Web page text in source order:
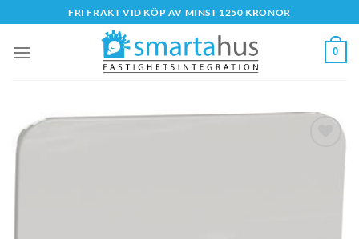
to
content
FRI FRAKT VID KÖP AV MINST 1250 KRONOR
0